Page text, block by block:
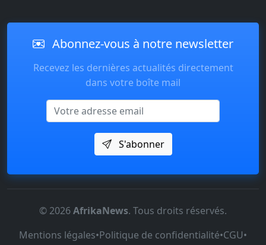
Abonnez-vous à notre newsletter
Recevez les dernières actualités directement
dans votre boîte mail
Email
S'abonner
© 2026AfrikaNews. Tous droits réservés.
Mentions légales•Politique de confidentialité•CGU•